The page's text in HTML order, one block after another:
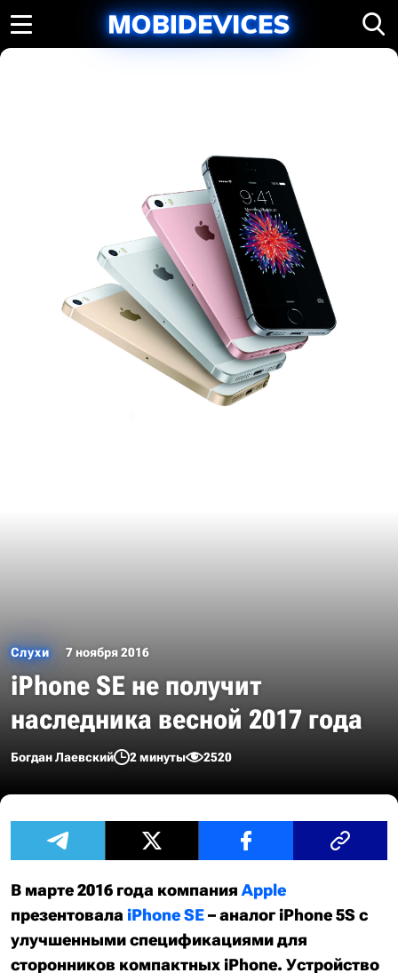
Слухи 7 ноября 2016
iPhone SE не получит
наследника весной 2017 года
Богдан Лаевский 2 минуты 2520
В марте 2016 года компания Apple
презентовала iPhone SE– аналог iPhone 5S с
улучшенными спецификациями для
сторонников компактных iPhone. Устройство